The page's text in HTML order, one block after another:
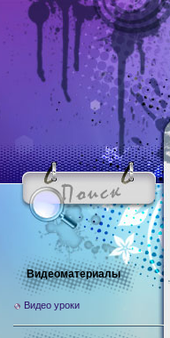
Видеоматериалы
Видео уроки